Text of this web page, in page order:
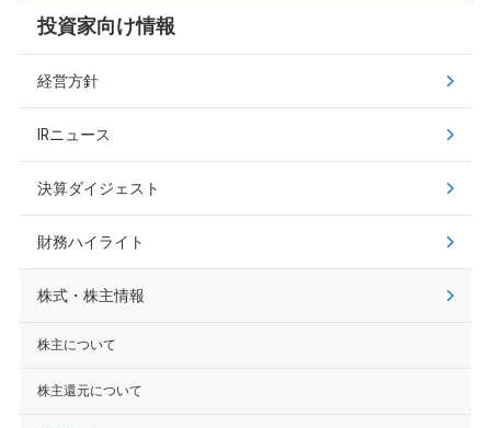
投資家向け情報
経営方針
IRニュース
決算ダイジェスト
財務ハイライト
株式・株主情報
株主について
株主還元について